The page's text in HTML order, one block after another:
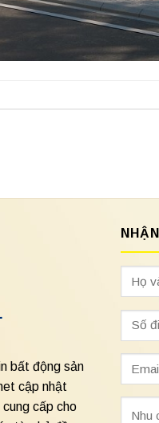
bất động sản
cập nhật
cấp cho